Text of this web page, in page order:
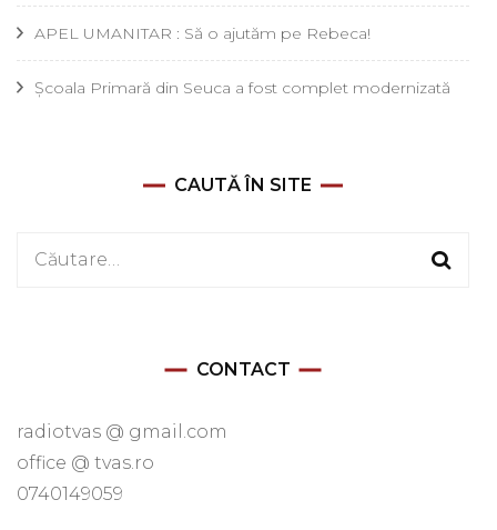
APEL UMANITAR : Să o ajutăm pe Rebeca!
Școala Primară din Seuca a fost complet modernizată
CAUTĂ ÎN SITE
Caută
CONTACT
radiotvas @ gmail.com
office @ tvas.ro
0740149059